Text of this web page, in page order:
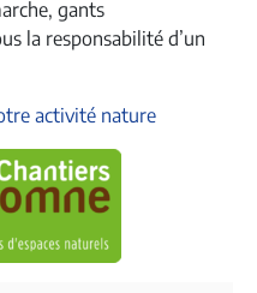
gants
la responsabilité d’un
activité nature